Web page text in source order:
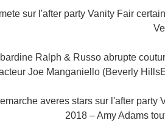
sur l'after party Vanity Fair
Ralph & Russo abrupte
Joe Manganiello (Beverly
averes stars sur l'after party
2018 – Amy Adams